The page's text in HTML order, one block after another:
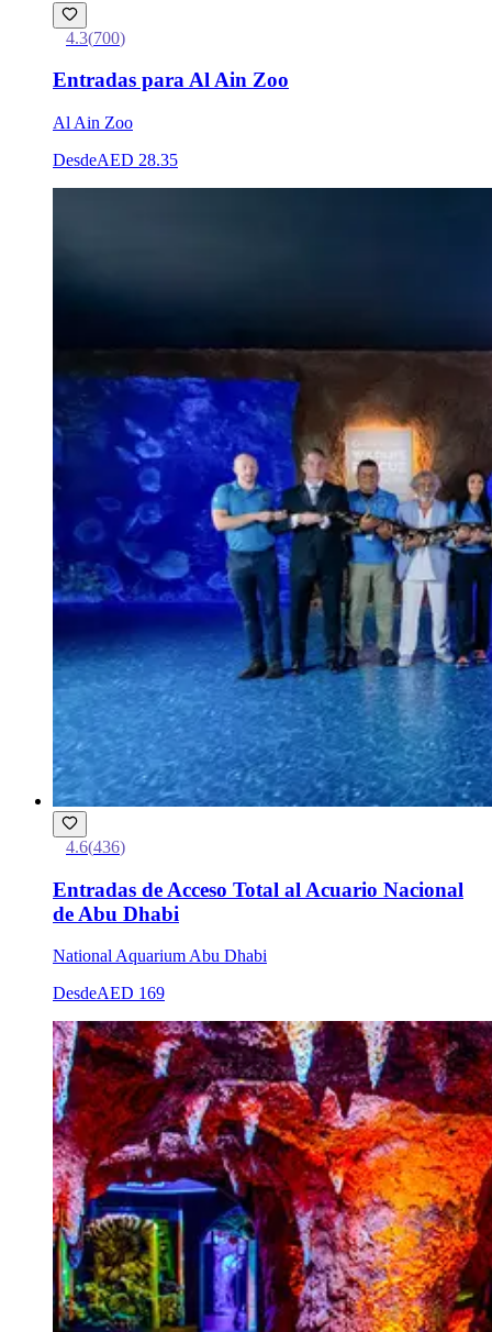
4.3(700)
Entradas para Al Ain Zoo
Al Ain Zoo
DesdeAED 28.35
4.6(436)
Entradas de Acceso Total al Acuario Nacional
de Abu Dhabi
National Aquarium Abu Dhabi
DesdeAED 169